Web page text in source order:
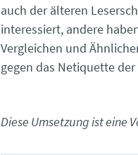
auch der älteren
interessiert, andere
Vergleichen und
gegen das Netiquette
Diese Umsetzung ist eine